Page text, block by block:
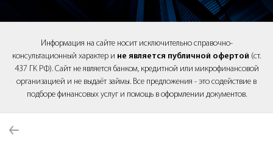
Информация на сайте носит исключительно справочно-
консультационный характер и не является публичной офертой (ст.
437 ГК РФ). Сайт не является банком, кредитной или микрофинансовой
организацией и не выдаёт займы. Все предложения - это содействие в
подборе финансовых услуг и помощь в оформлении документов.